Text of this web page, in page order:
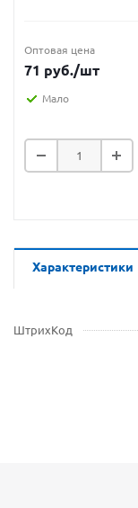
Оптовая цена
71 руб./шт
Мало
Характеристики
ШтрихКод